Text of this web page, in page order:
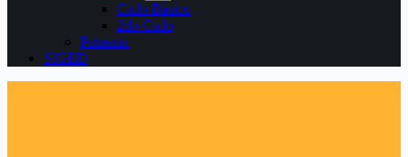
Ciclo Básico
2do Ciclo
Primaria
SIGED